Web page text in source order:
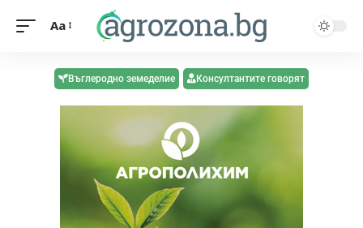
Aa
Въглеродно земеделие Консултантите говорят